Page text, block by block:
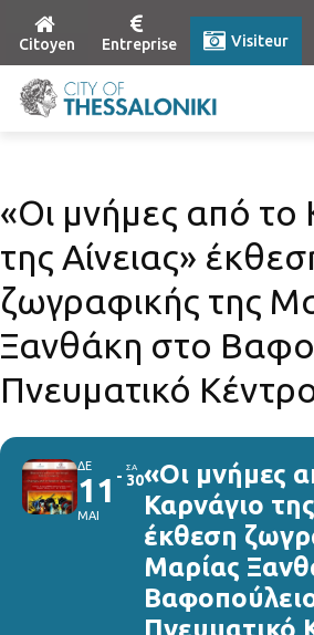
Citoyen Entreprise Visiteur
«Οι μνήμες από το
της Αίνειας»
ζωγραφικής της
Ξανθάκη στο
Πνευματικό
ΔΕ
11
ΜΑΙ
ΣΑ
30«Οι μνήμες
Καρνάγιο
έκθεση
Μαρίας
Πνευματικό